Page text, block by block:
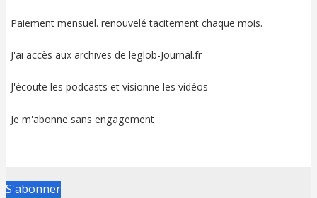
Paiement mensuel. renouvelé tacitement chaque mois.
J'ai accès aux archives de leglob-Journal.fr
J'écoute les podcasts et visionne les vidéos
Je m'abonne sans engagement
S'abonner